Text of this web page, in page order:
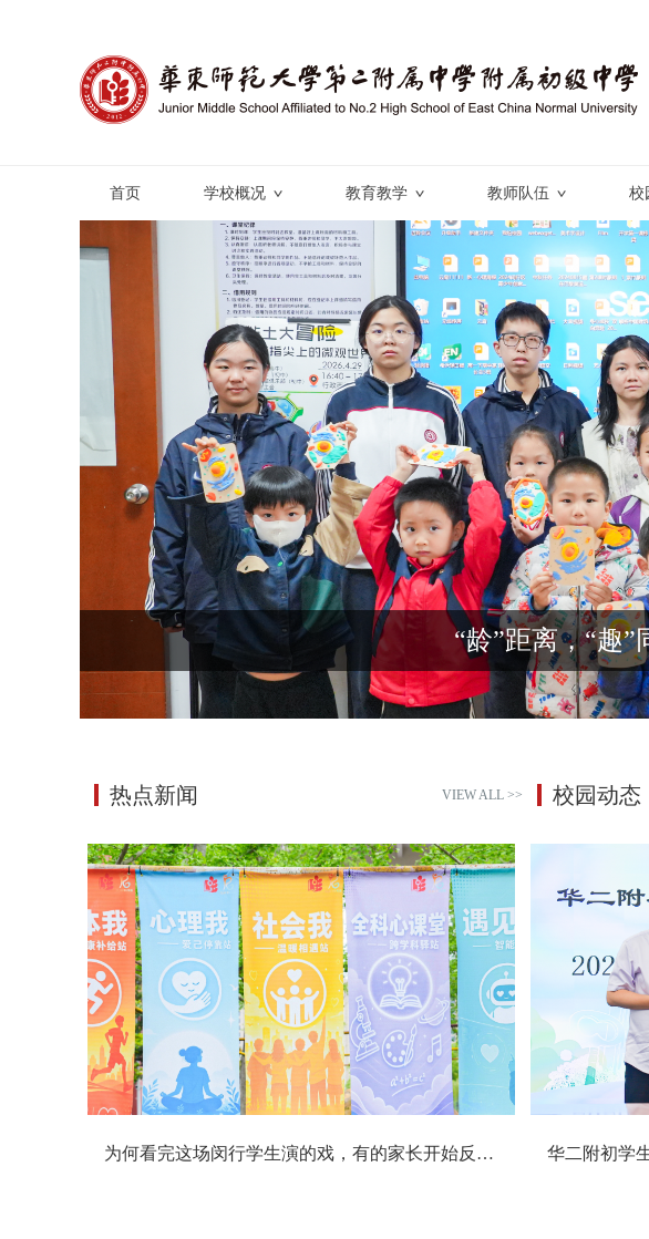
首页 学校概况 教育教学 教师队伍 校
我校举行
热点新闻 VIEW ALL >>
为何看完这场闵行学生演的戏，有的家长开始反思教育方式？ 初一年级钱学
校园动态
华二紫竹、华二附初“家庭抗逆力”家长工作坊第一期圆满举行 华二附初学